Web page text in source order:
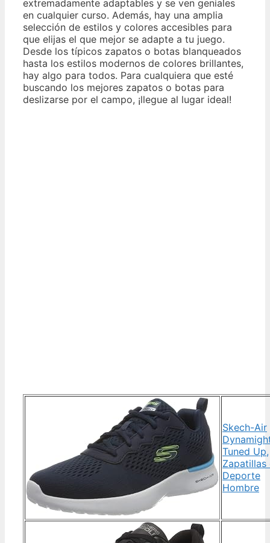
extremadamente adaptables y se ven geniales
en cualquier curso. Además, hay una amplia
selección de estilos y colores accesibles para
que elijas el que mejor se adapte a tu juego.
Desde los típicos zapatos o botas blanqueados
hasta los estilos modernos de colores brillantes,
hay algo para todos. Para cualquiera que esté
buscando los mejores zapatos o botas para
deslizarse por el campo, ¡llegue al lugar ideal!
Skech-Air
Tuned Up,
Zapatillas
Deporte
Hombre